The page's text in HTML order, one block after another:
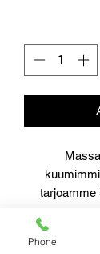
tarjoamme
Massahiihto
huikeaan
Phone